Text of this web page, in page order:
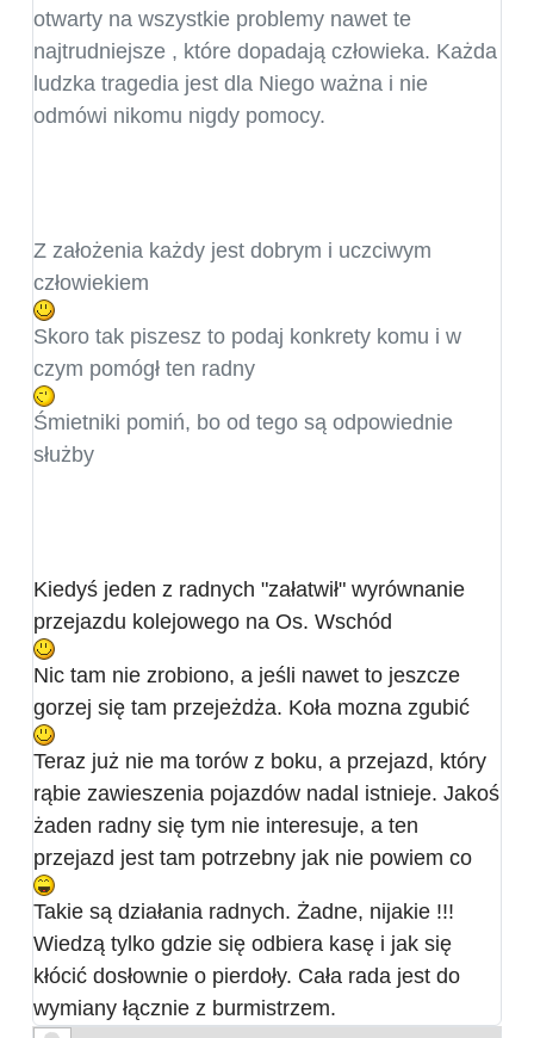
otwarty na wszystkie problemy nawet te
najtrudniejsze , które dopadają człowieka. Każda
ludzka tragedia jest dla Niego ważna i nie
odmówi nikomu nigdy pomocy.
Z założenia każdy jest dobrym i uczciwym
człowiekiem
Skoro tak piszesz to podaj konkrety komu i w
czym pomógł ten radny
Śmietniki pomiń, bo od tego są odpowiednie
służby
Kiedyś jeden z radnych "załatwił" wyrównanie
przejazdu kolejowego na Os. Wschód
Nic tam nie zrobiono, a jeśli nawet to jeszcze
gorzej się tam przejeżdża. Koła mozna zgubić
Teraz już nie ma torów z boku, a przejazd, który
rąbie zawieszenia pojazdów nadal istnieje. Jakoś
żaden radny się tym nie interesuje, a ten
przejazd jest tam potrzebny jak nie powiem co
Takie są działania radnych. Żadne, nijakie !!!
Wiedzą tylko gdzie się odbiera kasę i jak się
kłócić dosłownie o pierdoły. Cała rada jest do
wymiany łącznie z burmistrzem.